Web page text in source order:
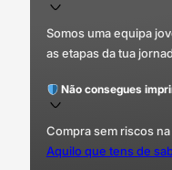
Somos uma equipa
as etapas da tua
Não consegues
Compra sem riscos na
Aquilo que tens de